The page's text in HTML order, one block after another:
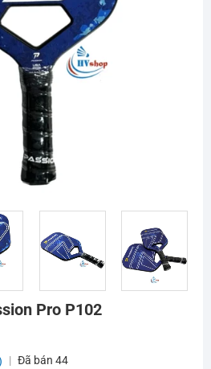
Pro P102
Đã bán 44